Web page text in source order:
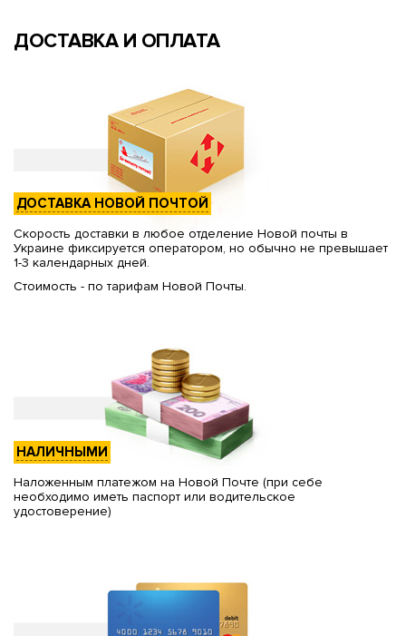
ДОСТАВКА И ОПЛАТА
ДОСТАВКА НОВОЙ ПОЧТОЙ
Скорость доставки в любое отделение Новой почты в
Украине фиксируется оператором, но обычно не превышает
1-3 календарных дней.
Стоимость - по тарифам Новой Почты.
НАЛИЧНЫМИ
Наложенным платежом на Новой Почте (при себе
необходимо иметь паспорт или водительское
удостоверение)